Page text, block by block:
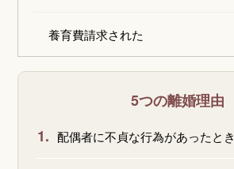
養育費請求された
5つの離婚理由
1. 配偶者に不貞な行為があったとき